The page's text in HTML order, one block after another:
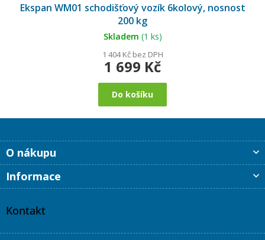
Ekspan WM01 schodišťový vozík 6kolový, nosnost
200 kg
Skladem (1 ks)
1 404 Kč bez DPH
1 699 Kč
Do košíku
Z
a
O nákupu
Informace
Kontakt